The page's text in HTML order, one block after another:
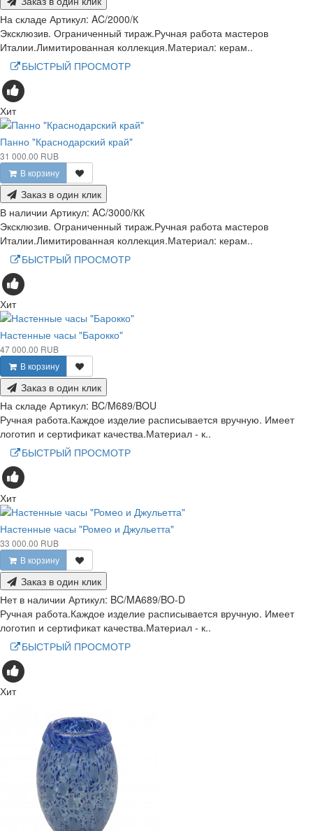
На складе Артикул: AC/2000/К
Эксклюзив. Ограниченный тираж.Ручная работа мастеров
Италии.Лимитированная коллекция.Материал: керам..
БЫСТРЫЙ ПРОСМОТР
Хит
Панно "Краснодарский край"
31 000.00 RUB
В корзину
Заказ в один клик
В наличии Артикул: AC/3000/КК
Эксклюзив. Ограниченный тираж.Ручная работа мастеров
Италии.Лимитированная коллекция.Материал: керам..
БЫСТРЫЙ ПРОСМОТР
Хит
Настенные часы "Барокко"
47 000.00 RUB
В корзину
Заказ в один клик
На складе Артикул: BC/M689/BOU
Ручная работа.Каждое изделие расписывается вручную. Имеет
логотип и сертификат качества.Материал - к..
БЫСТРЫЙ ПРОСМОТР
Хит
Настенные часы "Ромео и Джульетта"
33 000.00 RUB
В корзину
Заказ в один клик
Нет в наличии Артикул: BC/MA689/BO-D
Ручная работа.Каждое изделие расписывается вручную. Имеет
логотип и сертификат качества.Материал - к..
БЫСТРЫЙ ПРОСМОТР
Хит